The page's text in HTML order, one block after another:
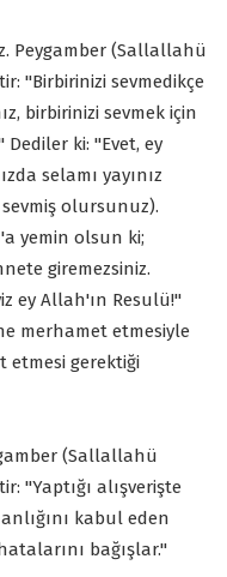
Peygamber (Sallallahü
"Birbirinizi sevmedikçe
birbirinizi sevmek için
Dediler ki: "Evet, ey
selamı yayınız
olursunuz).
yemin olsun ki;
giremezsiniz.
ey Allah'ın Resulü!"
merhamet etmesiyle
etmesi gerektiği
(Sallallahü
"Yaptığı alışverişte
kabul eden
bağışlar."